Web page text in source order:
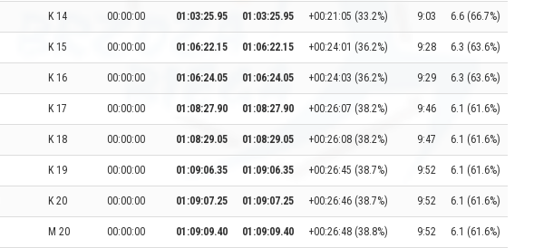
K 14 00:00:00 01:03:25.95 01:03:25.95 +00:21:05 (33.2%) 9:03 6.6 (66.7%)
K 15 00:00:00 01:06:22.15 01:06:22.15 +00:24:01 (36.2%) 9:28 6.3 (63.6%)
K 16 00:00:00 01:06:24.05 01:06:24.05 +00:24:03 (36.2%) 9:29 6.3 (63.6%)
K 17 00:00:00 01:08:27.90 01:08:27.90 +00:26:07 (38.2%) 9:46 6.1 (61.6%)
K 18 00:00:00 01:08:29.05 01:08:29.05 +00:26:08 (38.2%) 9:47 6.1 (61.6%)
K 19 00:00:00 01:09:06.35 01:09:06.35 +00:26:45 (38.7%) 9:52 6.1 (61.6%)
K 20 00:00:00 01:09:07.25 01:09:07.25 +00:26:46 (38.7%) 9:52 6.1 (61.6%)
M 20 00:00:00 01:09:09.40 01:09:09.40 +00:26:48 (38.8%) 9:52 6.1 (61.6%)